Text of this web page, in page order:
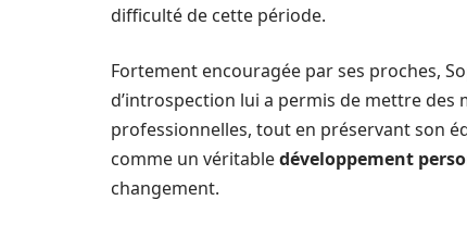
difficulté de cette période.
Fortement encouragée par ses proches,
d’introspection lui a permis de mettre des
professionnelles, tout en préservant son
comme un véritabledéveloppement
changement.